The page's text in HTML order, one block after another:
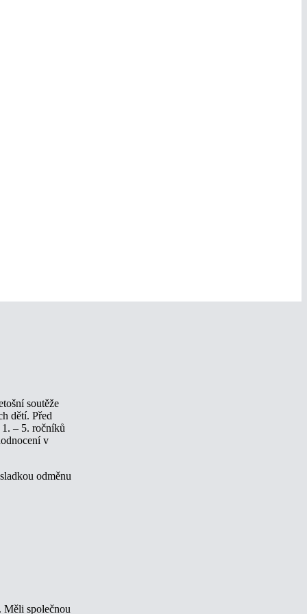
soutěže
dětí. Před
– 5. ročníků
v
odměnu
Měli společnou